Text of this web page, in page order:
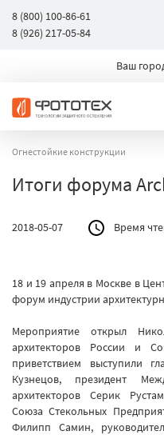
8 (800) 100-86-61
8 (926) 217-05-84
Ваш
Огнестойкие конструкции
Итоги форума
2018-05-07 Время
18 и 19 апреля в Москве в
форум индустрии
Мероприятие открыл
архитекторов России и
приветствием выступили
Кузнецов, президент
архитекторов Серик
Союза Стекольных
Филипп Самин,